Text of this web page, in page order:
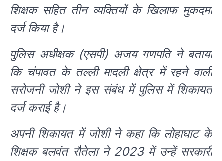
शिक्षक सहित तीन व्यक्तियों के खिलाफ मुकदमा
दर्ज किया है।
पुलिस अधीक्षक (एसपी) अजय गणपति ने बताया
कि चंपावत के तल्ली मादली क्षेत्र में रहने वाली
सरोजनी जोशी ने इस संबंध में पुलिस में शिकायत
दर्ज कराई है।
अपनी शिकायत में जोशी ने कहा कि लोहाघाट के
शिक्षक बलवंत रौतेला ने 2023 में उन्हें सरकारी